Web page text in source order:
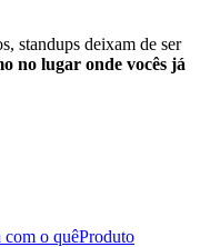
standups deixam de ser
no lugar onde vocês já
com o quêProduto